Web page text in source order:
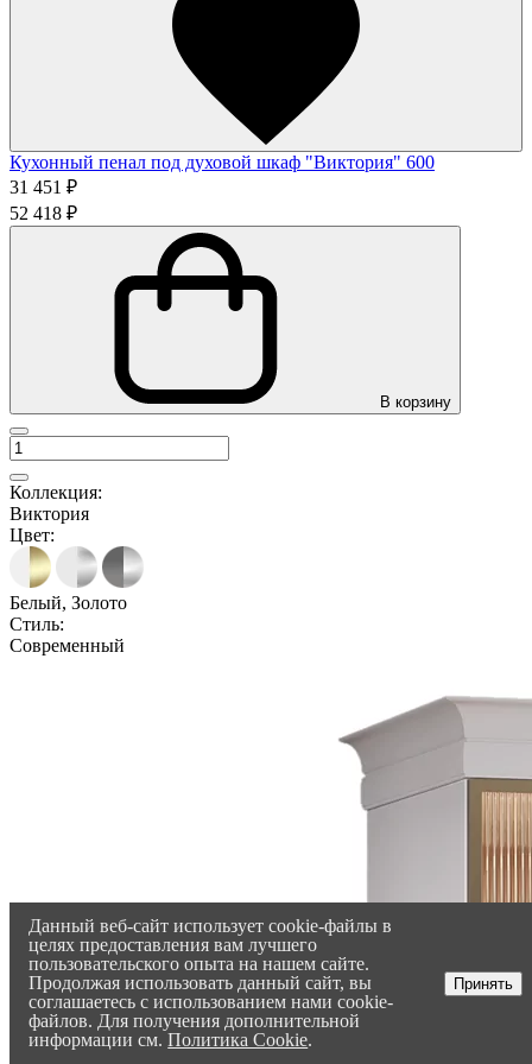
Кухонный пенал под духовой шкаф "Виктория" 600
31 451 ₽
52 418 ₽
В корзину
Коллекция:
Виктория
Цвет:
Белый, Золото
Стиль:
Современный
Данный веб-сайт использует cookie-файлы в
целях предоставления вам лучшего
пользовательского опыта на нашем сайте.
Продолжая использовать данный сайт, вы
соглашаетесь с использованием нами cookie-
файлов. Для получения дополнительной
информации см.Политика Cookie.
Принять